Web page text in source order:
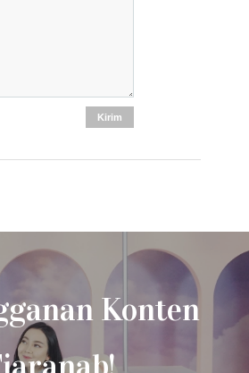
Konten